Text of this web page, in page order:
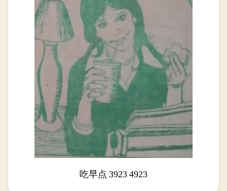
吃早点 3923 4923